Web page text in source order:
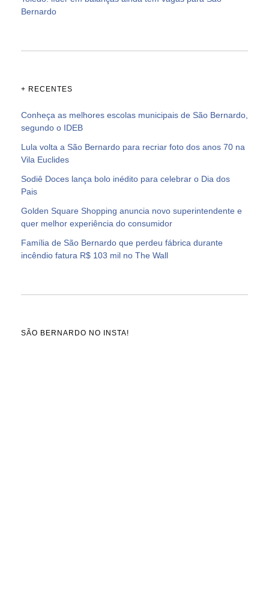
Bernardo
+ RECENTES
Conheça as melhores escolas municipais de São Bernardo,
segundo o IDEB
Lula volta a São Bernardo para recriar foto dos anos 70 na
Vila Euclides
Sodiê Doces lança bolo inédito para celebrar o Dia dos
Pais
Golden Square Shopping anuncia novo superintendente e
quer melhor experiência do consumidor
Família de São Bernardo que perdeu fábrica durante
incêndio fatura R$ 103 mil no The Wall
SÃO BERNARDO NO INSTA!